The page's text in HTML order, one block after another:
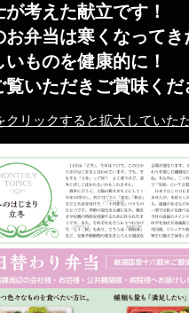
が考えた献立です！
お弁当は寒くなって
いものを健康的に！
覧いただきご賞味くだ
リックすると拡大していた